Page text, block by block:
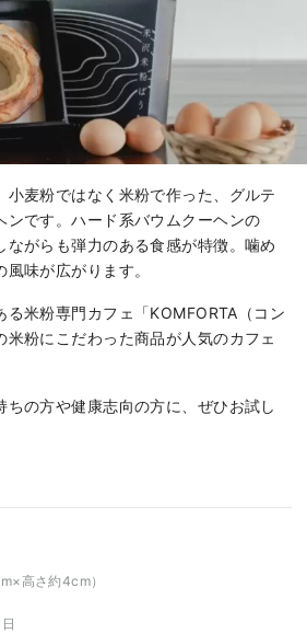
小麦粉ではなく米粉で作った、グルテ
ンです。ハード系バウムクーヘンの
ながらも弾力のある食感が特徴。噛め
味が広がります。
る米粉専門カフェ「KOMFORTA（コン
米粉にこだわった商品が人気のカフェ
ちの方や健康志向の方に、ぜひお試し
高さ約4cm）